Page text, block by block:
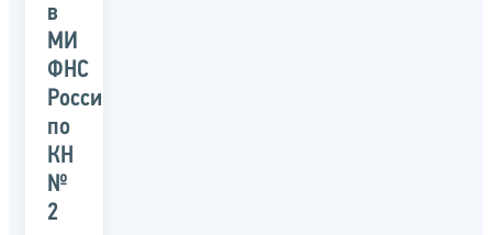
в
МИ
ФНС
России
по
КН
№
2